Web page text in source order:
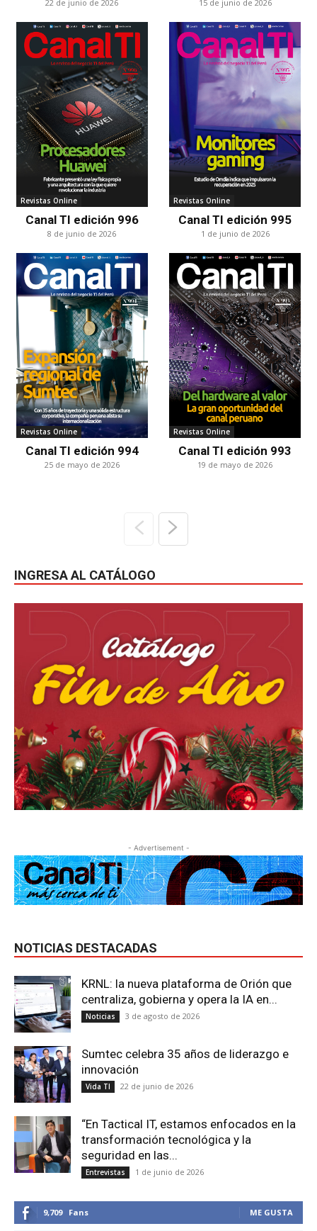
22 de junio de 2026 15 de junio de 2026
Revistas Online
Canal TI edición 996
8 de junio de 2026
Revistas Online
Canal TI edición 995
1 de junio de 2026
Revistas Online
Canal TI edición 994
25 de mayo de 2026
Revistas Online
Canal TI edición 993
19 de mayo de 2026
INGRESA AL CATÁLOGO
- Advertisement -
NOTICIAS DESTACADAS
KRNL: la nueva plataforma de Orión que
centraliza, gobierna y opera la IA en...
Noticias 3 de agosto de 2026
Sumtec celebra 35 años de liderazgo e
innovación
Vida TI 22 de junio de 2026
“En Tactical IT, estamos enfocados en la
transformación tecnológica y la
seguridad en las...
Entrevistas 1 de junio de 2026
9,709 Fans ME GUSTA